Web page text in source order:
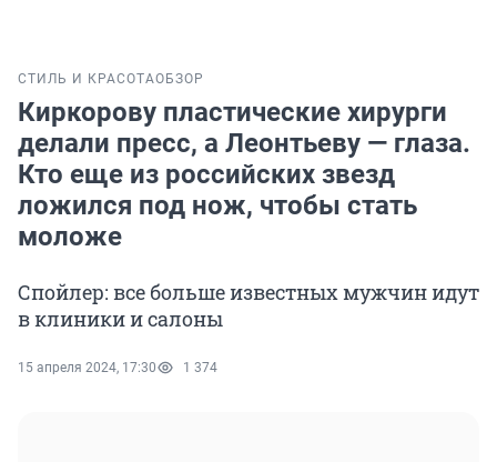
СТИЛЬ И КРАСОТАОБЗОР
Киркорову пластические хирурги
делали пресс, а Леонтьеву — глаза.
Кто еще из российских звезд
ложился под нож, чтобы стать
моложе
Спойлер: все больше известных мужчин идут
в клиники и салоны
15 апреля 2024, 17:30 1 374